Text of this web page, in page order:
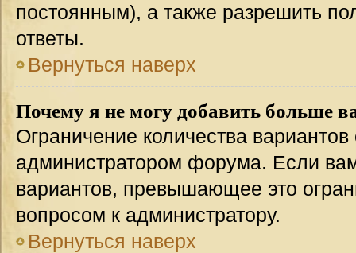
постоянным), а также разрешить
ответы.
Вернуться наверх
Почему я не могу добавить больше
Ограничение количества вариантов
администратором форума. Если
вариантов, превышающее это
вопросом к администратору.
Вернуться наверх